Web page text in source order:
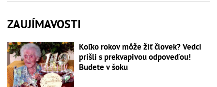
ZAUJÍMAVOSTI
Koľko rokov môže žiť človek? Vedci
prišli s prekvapivou odpoveďou!
Budete v šoku